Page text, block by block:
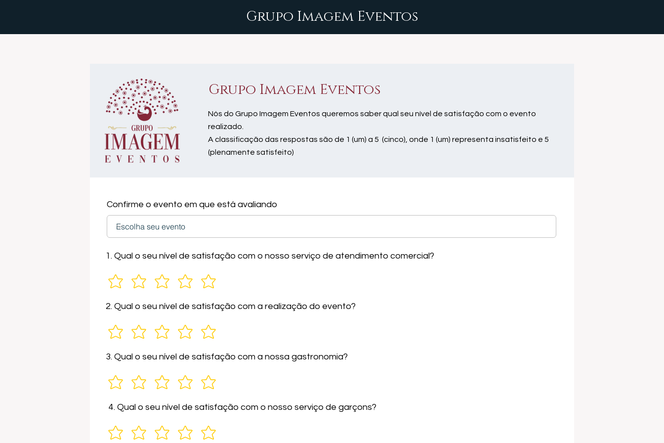
Grupo Imagem Eventos
Grupo Imagem Eventos
Nós do Grupo Imagem Eventos queremos saber qual seu nível de satisfação com o evento
realizado.
A classificação das respostas são de 1 (um) a 5 (cinco), onde 1 (um) representa insatisfeito e 5
(plenamente satisfeito)
Confirme o evento em que está avaliando
1. Qual o seu nível de satisfação com o nosso serviço de atendimento comercial?
2. Qual o seu nível de satisfação com a realização do evento?
3. Qual o seu nível de satisfação com a nossa gastronomia?
4. Qual o seu nível de satisfação com o nosso serviço de garçons?